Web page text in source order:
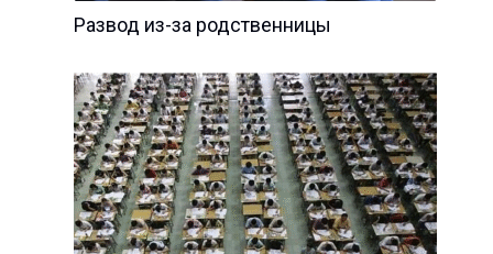
Развод из-за родственницы